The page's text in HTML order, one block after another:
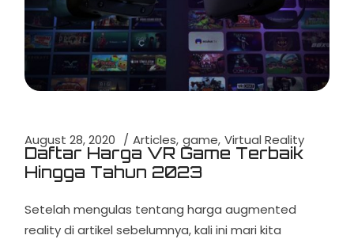
August 28, 2020 Articles game Virtual Reality
Daftar Harga VR Game Terbaik
Hingga Tahun 2023
Setelah mengulas tentang harga augmented
reality di artikel sebelumnya, kali ini mari kita